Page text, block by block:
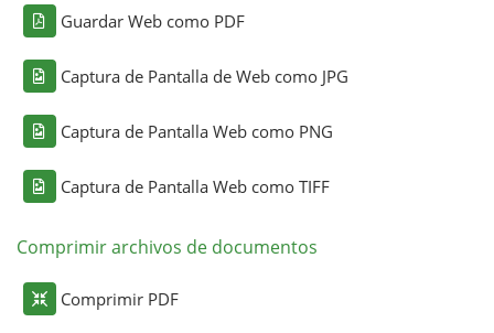
Guardar Web como PDF
Captura de Pantalla de Web como JPG
Captura de Pantalla Web como PNG
Captura de Pantalla Web como TIFF
Comprimir archivos de documentos
Comprimir PDF